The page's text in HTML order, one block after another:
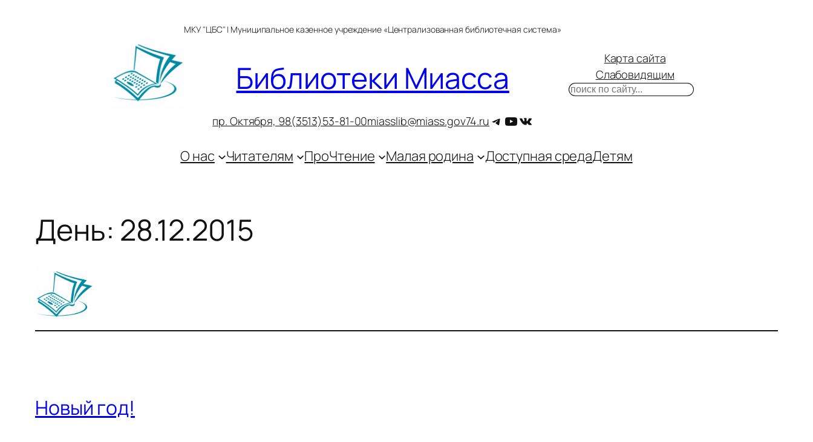
МКУ "ЦБС" | Муниципальное казенное учреждение «Централизованная библиотечная система»
Библиотеки Миасса
пр. Октября, 98(3513)53-81-00miasslib@miass.gov74.ru Telegram
YouTube
ВКонтакте
Карта сайта
Слабовидящим
Поиск
О нас Читателям ПроЧтение Малая родина Доступная средаДетям
День: 28.12.2015
Новый год!